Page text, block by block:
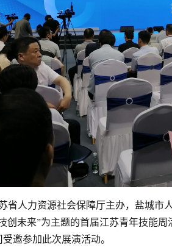
省人力资源社会保障厅主办，盐城
创未来”为主题的首届江苏青年技能
邀参加此次展演活动。